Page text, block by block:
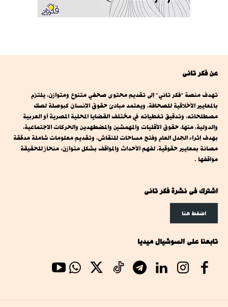
عن فكر تانى
تهدف منصة "فكر تاني" إلى تقديم محتوى صحفي متنوع ومتوازن، يلتزم
بالمعايير الأخلاقية للصحافة، ويعتمد مبادئ حقوق الإنسان كبوصلة لصك
مصطلحاته، وتدقيق تغطياته في مختلف القضايا المحلية المصرية أو العربية
والدولية، منها، حقوق الأقليات والمهمشين والمضطهدين والحركات الاجتماعية،
بهدف إثراء الجدل العام وفتح مساحات للنقاش، وتقديم معلومات شاملة مدققة
مصانة بمعايير حقوقية، لفهم الأحداث والمواقف بشكل متوازن، منحاز للحقيقة
مواقفها .
اشترك فى نشرة فكر تانى
اضغط هنا
تابعنا على السوشيال ميديا